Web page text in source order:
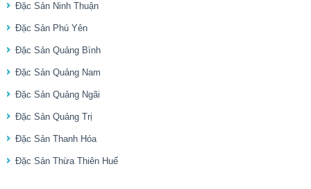
Đặc Sản Ninh Thuận
Đặc Sản Phú Yên
Đặc Sản Quảng Bình
Đặc Sản Quảng Nam
Đặc Sản Quảng Ngãi
Đặc Sản Quảng Trị
Đặc Sản Thanh Hóa
Đặc Sản Thừa Thiên Huế